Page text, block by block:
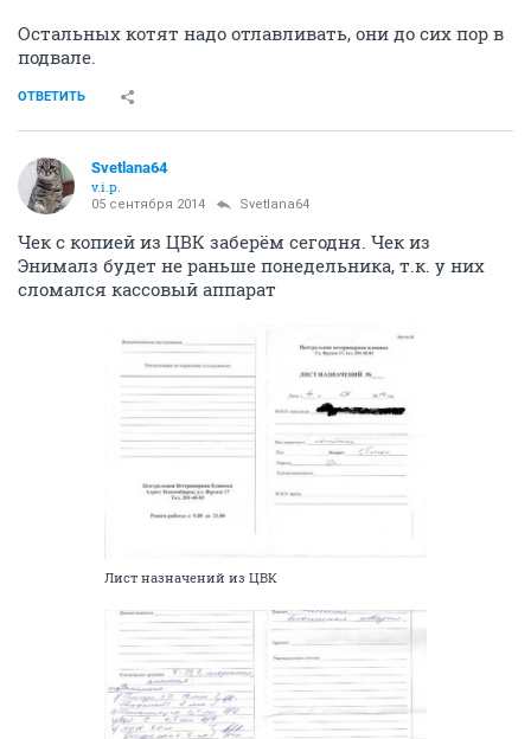
Остальных котят надо отлавливать, они до сих пор в
подвале.
ОТВЕТИТЬ
Svetlana64
v.i.p.
05 сентября 2014 Svetlana64
Чек с копией из ЦВК заберём сегодня. Чек из
Энималз будет не раньше понедельника, т.к. у них
сломался кассовый аппарат
Лист назначений из ЦВК